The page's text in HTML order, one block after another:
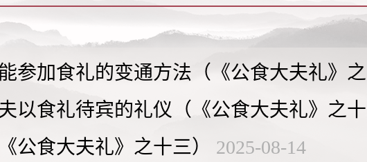
参加食礼的变通方法（《公食大夫礼》之
以食礼待宾的礼仪（《公食大夫礼》之十
公食大夫礼》之十三）
2025-08-14